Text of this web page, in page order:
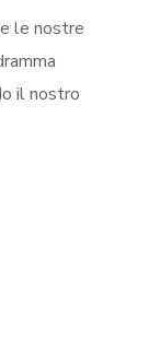
le nostre
il nostro